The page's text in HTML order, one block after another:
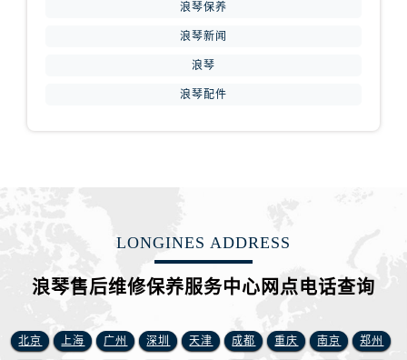
河南省周口市川汇区七一路浪琴售后服务中心（需提前预约）
湖北省鄂州市鄂城区文星大道浪琴售后服务中心（需提前预约）
浪琴保养
浪琴新闻
浪琴
浪琴配件
LONGINES ADDRESS
浪琴售后维修保养服务中心网点电话查询
北京 上海 广州 深圳 天津 成都 重庆 南京 郑州